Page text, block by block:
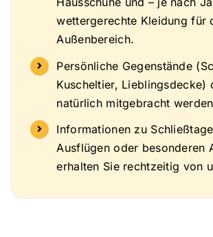
wettergerechte Kleidung für
Außenbereich.
Persönliche Gegenstände
Kuscheltier, Lieblingsdecke)
natürlich mitgebracht
Informationen zu
Ausflügen oder besonderen
erhalten Sie rechtzeitig von